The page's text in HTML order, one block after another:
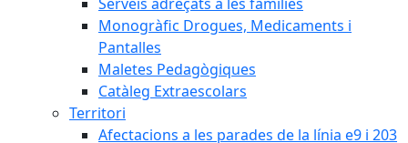
Monogràfic Drogues, Medicaments i
Pantalles
Maletes Pedagògiques
Catàleg Extraescolars
Territori
Afectacions a les parades de la línia e9 i 203